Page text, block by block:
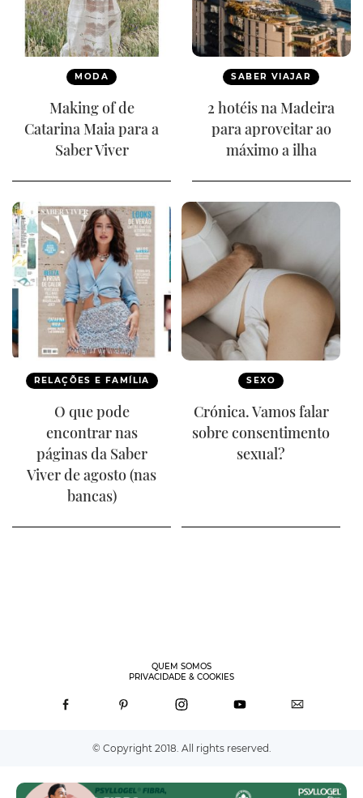
MODA
Making of de
Catarina Maia para a
Saber Viver
SABER VIAJAR
2 hotéis na Madeira
para aproveitar ao
máximo a ilha
RELAÇÕES E FAMÍLIA
O que pode
encontrar nas
páginas da Saber
Viver de agosto (nas
bancas)
SEXO
Crónica. Vamos falar
sobre consentimento
sexual?
QUEM SOMOS
PRIVACIDADE & COOKIES
© Copyright 2018. All rights reserved.